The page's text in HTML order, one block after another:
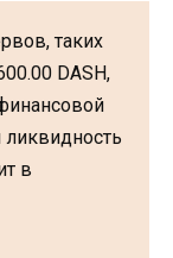
таких
DASH,
ликвидность
в